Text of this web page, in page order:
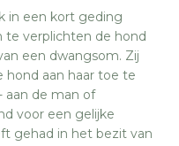
in een kort geding
te verplichten de hond
een dwangsom. Zij
aan haar toe te
aan de man of
voor een gelijke
gehad in het bezit van